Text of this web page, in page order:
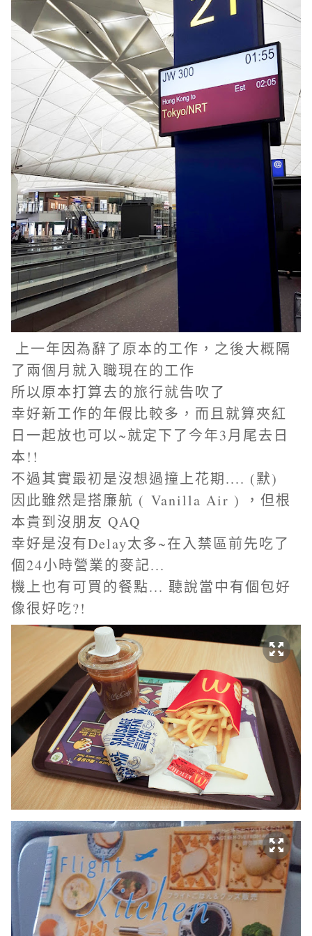
上一年因為辭了原本的工作，之後大概隔
了兩個月就入職現在的工作
所以原本打算去的旅行就告吹了
幸好新工作的年假比較多，而且就算夾紅
日一起放也可以~就定下了今年3月尾去日
本!!
不過其實最初是沒想過撞上花期.... (默)
因此雖然是搭廉航 ( Vanilla Air ) ，但根
本貴到沒朋友 QAQ
幸好是沒有Delay太多~在入禁區前先吃了
個24小時營業的麥記...
機上也有可買的餐點... 聽說當中有個包好
像很好吃?!